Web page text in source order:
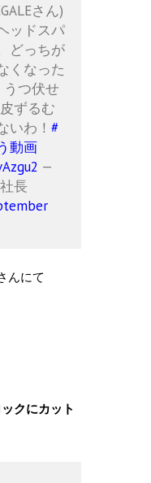
さん)
ッドスパ
どっちが
くなった
つ伏せ
ずるむ
いわ！ #
動画
—
長
んにて
クにカット